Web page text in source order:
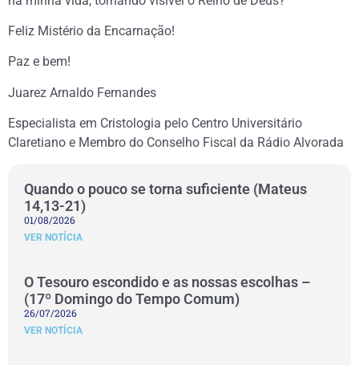
Feliz Mistério da Encarnação!
Paz e bem!
Juarez Arnaldo Fernandes
Especialista em Cristologia pelo Centro Universitário
Claretiano e Membro do Conselho Fiscal da Rádio Alvorada
Quando o pouco se torna suficiente (Mateus
14,13-21)
01/08/2026
VER NOTÍCIA
O Tesouro escondido e as nossas escolhas –
(17º Domingo do Tempo Comum)
26/07/2026
VER NOTÍCIA